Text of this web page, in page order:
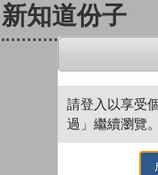
新知道份子
請登入以享受
過」繼續瀏覽。